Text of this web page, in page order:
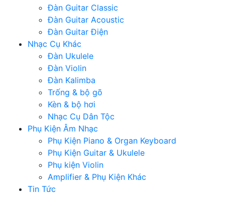
Đàn Guitar Classic
Đàn Guitar Acoustic
Đàn Guitar Điện
Nhạc Cụ Khác
Đàn Ukulele
Đàn Violin
Đàn Kalimba
Trống & bộ gõ
Kèn & bộ hơi
Nhạc Cụ Dân Tộc
Phụ Kiện Âm Nhạc
Phụ Kiện Piano & Organ Keyboard
Phụ Kiện Guitar & Ukulele
Phụ kiện Violin
Amplifier & Phụ Kiện Khác
Tin Tức